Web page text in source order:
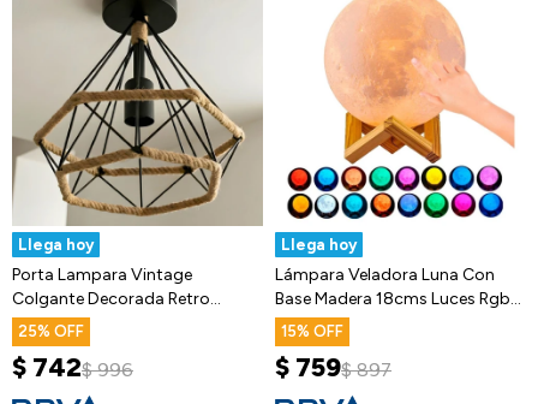
Llega hoy
Porta Lampara Vintage
Colgante Decorada Retro
Calidad Gtia
25
$ 742$ 996
Llega hoy
Lámpara Veladora Luna Con
Base Madera 18cms Luces Rgb
Táctil
15
$ 759$ 897